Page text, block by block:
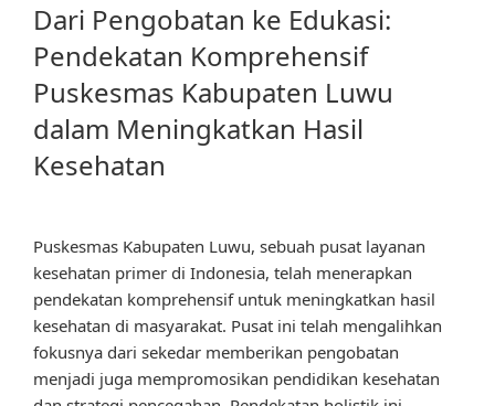
Dari Pengobatan ke Edukasi:
Pendekatan Komprehensif
Puskesmas Kabupaten Luwu
dalam Meningkatkan Hasil
Kesehatan
Puskesmas Kabupaten Luwu, sebuah pusat layanan
kesehatan primer di Indonesia, telah menerapkan
pendekatan komprehensif untuk meningkatkan hasil
kesehatan di masyarakat. Pusat ini telah mengalihkan
fokusnya dari sekedar memberikan pengobatan
menjadi juga mempromosikan pendidikan kesehatan